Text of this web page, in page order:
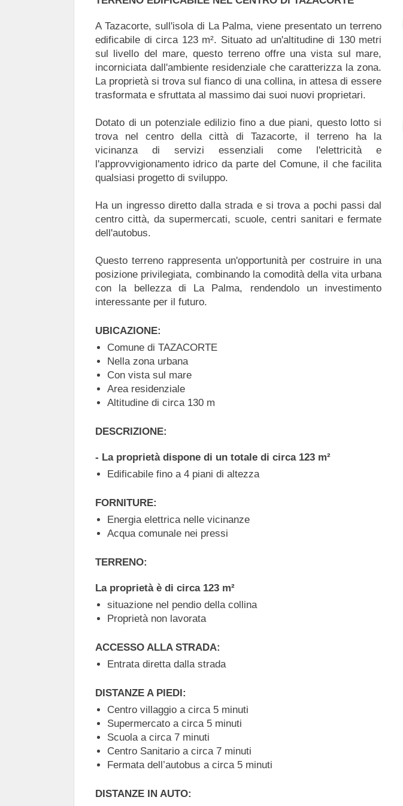
A Tazacorte, sull'isola di La Palma, viene presentato un terreno
edificabile di circa 123 m². Situato ad un'altitudine di 130 metri
sul livello del mare, questo terreno offre una vista sul mare,
incorniciata dall'ambiente residenziale che caratterizza la zona.
La proprietà si trova sul fianco di una collina, in attesa di essere
trasformata e sfruttata al massimo dai suoi nuovi proprietari.
Dotato di un potenziale edilizio fino a due piani, questo lotto si
trova nel centro della città di Tazacorte, il terreno ha la
vicinanza di servizi essenziali come l'elettricità e
l'approvvigionamento idrico da parte del Comune, il che facilita
qualsiasi progetto di sviluppo.
Ha un ingresso diretto dalla strada e si trova a pochi passi dal
centro città, da supermercati, scuole, centri sanitari e fermate
dell'autobus.
Questo terreno rappresenta un'opportunità per costruire in una
posizione privilegiata, combinando la comodità della vita urbana
con la bellezza di La Palma, rendendolo un investimento
interessante per il futuro.
UBICAZIONE:
Comune di TAZACORTE
Nella zona urbana
Con vista sul mare
Area residenziale
Altitudine di circa 130 m
DESCRIZIONE:
- La proprietà dispone di un totale di circa 123 m²
Edificabile fino a 4 piani di altezza
FORNITURE:
Energia elettrica nelle vicinanze
Acqua comunale nei pressi
TERRENO:
La proprietà è di circa 123 m²
situazione nel pendio della collina
Proprietà non lavorata
ACCESSO ALLA STRADA:
Entrata diretta dalla strada
DISTANZE A PIEDI:
Centro villaggio a circa 5 minuti
Supermercato a circa 5 minuti
Scuola a circa 7 minuti
Centro Sanitario a circa 7 minuti
Fermata dell’autobus a circa 5 minuti
DISTANZE IN AUTO: